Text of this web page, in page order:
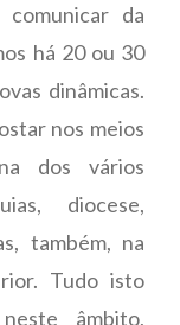
da
há 20 ou 30
dinâmicas.
nos meios
dos vários
diocese,
também, na
Tudo isto
âmbito,